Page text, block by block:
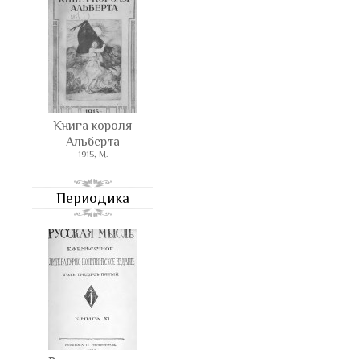
Книга короля
Альберта
1915, М.
Периодика